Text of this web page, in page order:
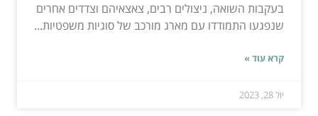
בעקבות השואה, ניצולים רבים, צאצאיהם וצדדים אחרים
שנפגעו התמודדו עם מארג מורכב של סוגיות משפטיות...
קרא עוד »
יול 28, 2023